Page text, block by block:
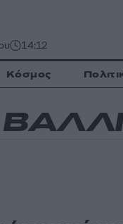
14:12
Κόσμος